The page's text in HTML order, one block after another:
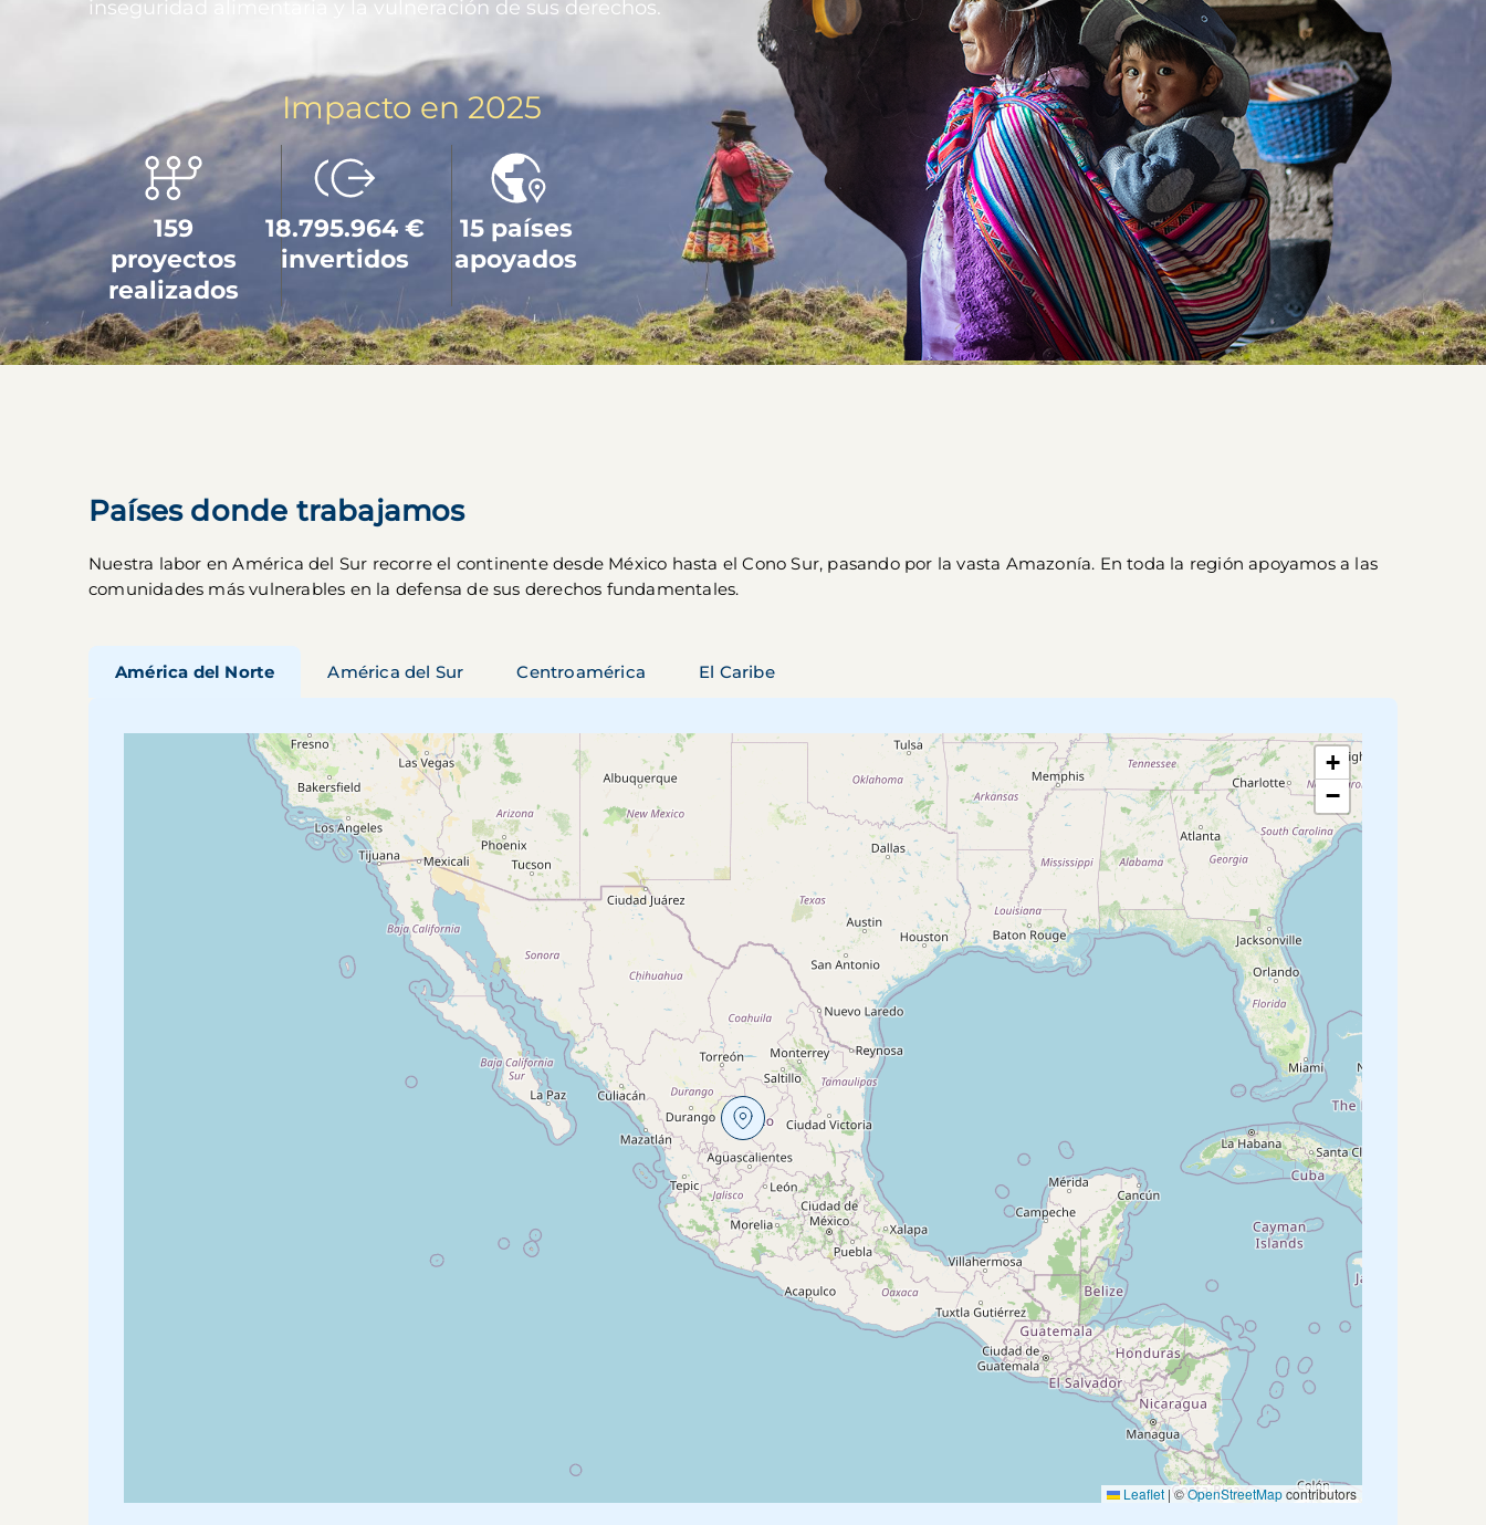
inseguridad alimentaria y la vulneración de sus derechos.
Impacto en 2025
159
proyectos
realizados
18.795.964 €
invertidos
15 países
apoyados
Países donde trabajamos
Nuestra labor en América del Sur recorre el continente desde México hasta el Cono Sur, pasando por la vasta Amazonía. En toda la región apoyamos a las
comunidades más vulnerables en la defensa de sus derechos fundamentales.
América del Norte América del Sur Centroamérica El Caribe
+
−
Leaflet |©OpenStreetMapcontributors